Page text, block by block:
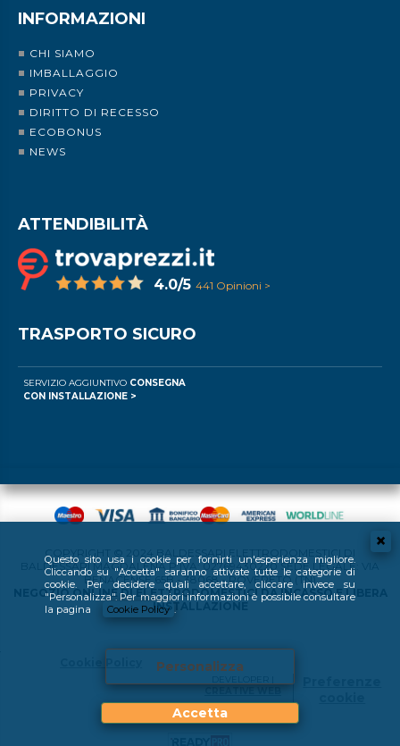
Questo sito usa i cookie per fornirti un'esperienza migliore.
Cliccando su "Accetta" saranno attivate tutte le categorie di
cookie. Per decidere quali accettare, cliccare invece su
"Personalizza". Per maggiori informazioni è possibile consultare
la pagina
Cookie Policy .
Personalizza
Accetta
INFORMAZIONI
CHI SIAMO
IMBALLAGGIO
PRIVACY
DIRITTO DI RECESSO
ECOBONUS
NEWS
ATTENDIBILITÀ
4.0/5 441 Opinioni >
TRASPORTO SICURO
SERVIZIO AGGIUNTIVO CONSEGNA
CON INSTALLAZIONE >
COPYRIGHT © 2024 BALDESSARI ELETTRODOMESTICI DI
BALDESSARI MAGDALENA P.IVA: 02769430220 SEDE LEGALE: VIA
BENACENSE 65B - 38068 - ROVERETO (TN)
NEGOZIO ONLINE DI ELETTRODOMESTICI DA INCASSO E LIBERA
INSTALLAZIONE
CREATIVE WEB